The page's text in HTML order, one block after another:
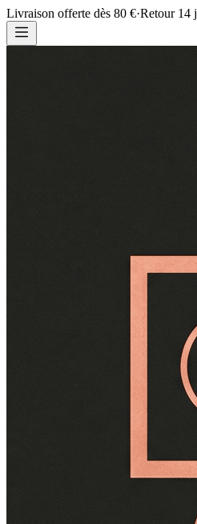
Livraison offerte dès 80 €·Retour 14